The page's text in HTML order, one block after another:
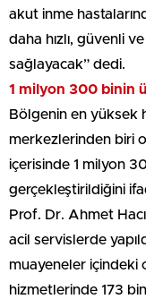
akut inme
daha hızlı, güvenli
sağlayacak” dedi.
1 milyon 300 binin
Bölgenin en yüksek
merkezlerinden biri
içerisinde 1 milyon
gerçekleştirildiğini
Prof. Dr. Ahmet
acil servislerde
muayeneler içindeki
hizmetlerinde 173